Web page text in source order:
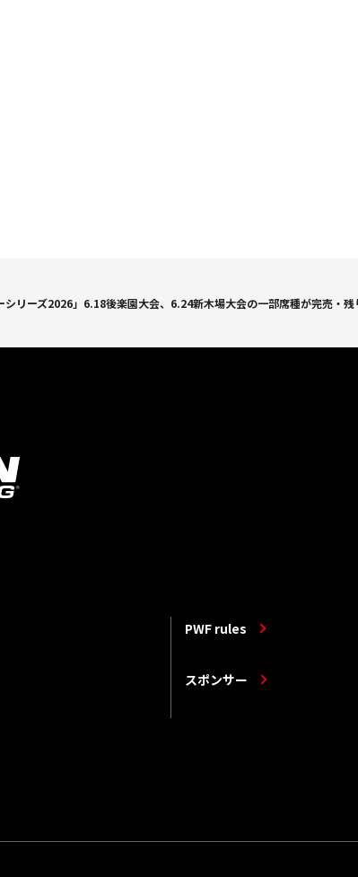
シリーズ2026」6.18後楽園大会、6.24新木場大会の一部席種が完売・
PWF rules
スポンサー